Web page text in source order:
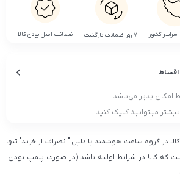
سراسر کشور ۷ روز ضمانت بازگشت ضمانت اصل بودن کالا
اقساط
امکان پذیر می‌باشد.
میتوانید کلیک کنید.
در گروه ساعت هوشمند با دلیل "انصراف از خرید" تنها
که کالا در شرایط اولیه باشد (در صورت پلمپ بودن،